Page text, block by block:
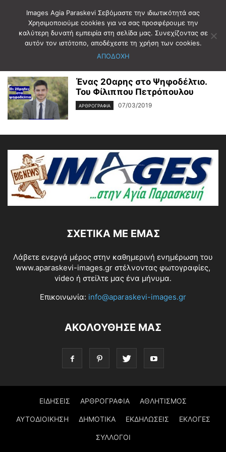
Αρχική Ετικέτες ΦΙΛΙΠΠΟΣ ΠΕΤΡΟΠΟΥΛΟΣ
ΦΙΛΙΠΠΟΣ ΠΕΤΡΟΠΟΥΛΟΣ
Ένας 20αρης στο Ψηφοδέλτιο.
Του Φίλιππου Πετρόπουλου
ΑΡΘΡΟΓΡΑΦΙΑ 07/03/2019
ΣΧΕΤΙΚΆ ΜΕ ΕΜΆΣ
Λάβετε ενεργά μέρος στην καθημερινή ενημέρωση του
www.aparaskevi-images.gr στέλνοντας φωτογραφίες,
video ή στείλτε μας ένα μήνυμα.
Επικοινωνία: info@aparaskevi-images.gr
ΑΚΟΛΟΥΘΗΣΕ ΜΑΣ
ΕΙΔΗΣΕΙΣ ΑΡΘΡΟΓΡΑΦΙΑ ΑΘΛΗΤΙΣΜΟΣ
ΑΥΤΟΔΙΟΙΚΗΣΗ ΔΗΜΟΤΙΚΑ ΕΚΔΗΛΩΣΕΙΣ ΕΚΛΟΓΕΣ
ΣΥΛΛΟΓΟΙ
Images Agia Paraskevi Σεβόμαστε την ιδιωτικότητά σας
Χρησιμοποιούμε cookies για να σας προσφέρουμε την
καλύτερη δυνατή εμπειρία στη σελίδα μας. Συνεχίζοντας σε
αυτόν τον ιστότοπο, αποδέχεστε τη χρήση των cookies.
ΑΠΟΔΟΧΗ